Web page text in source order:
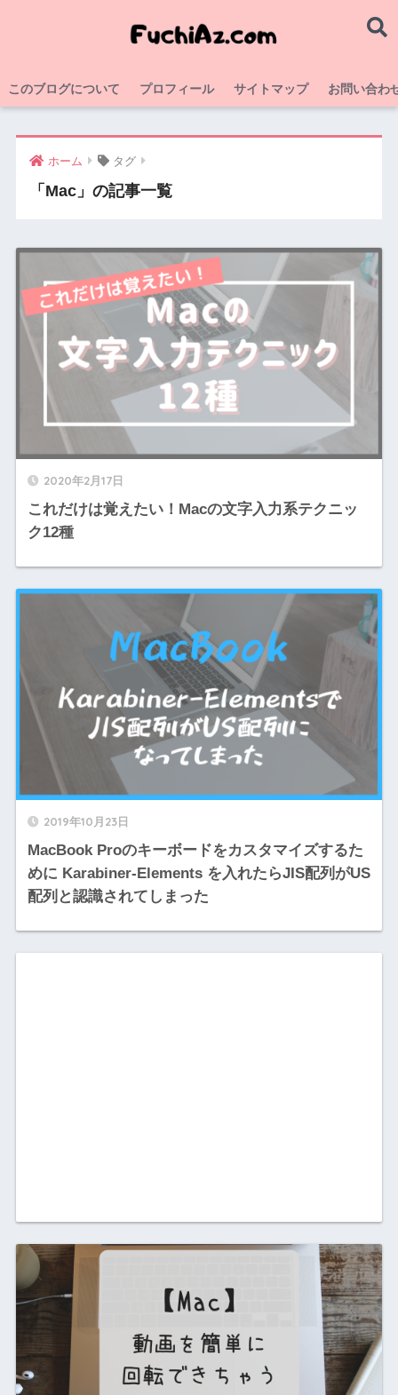
このブログについて プロフィール サイトマップ お問い合わ
ホーム タグ
「Mac」の記事一覧
2020年2月17日
これだけは覚えたい！Macの文字入力系テクニッ
ク12種
2019年10月23日
MacBook Proのキーボードをカスタマイズするた
めに Karabiner-Elements を入れたらJIS配列がUS
配列と認識されてしまった